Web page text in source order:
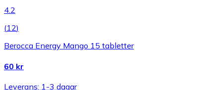
4.2
(12)
Berocca Energy Mango 15 tabletter
60 kr
Leverans: 1-3 dagar